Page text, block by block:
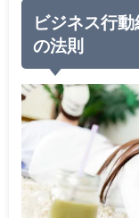
ビジネス行
の法則